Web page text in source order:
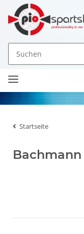
Startseite
Bachmann